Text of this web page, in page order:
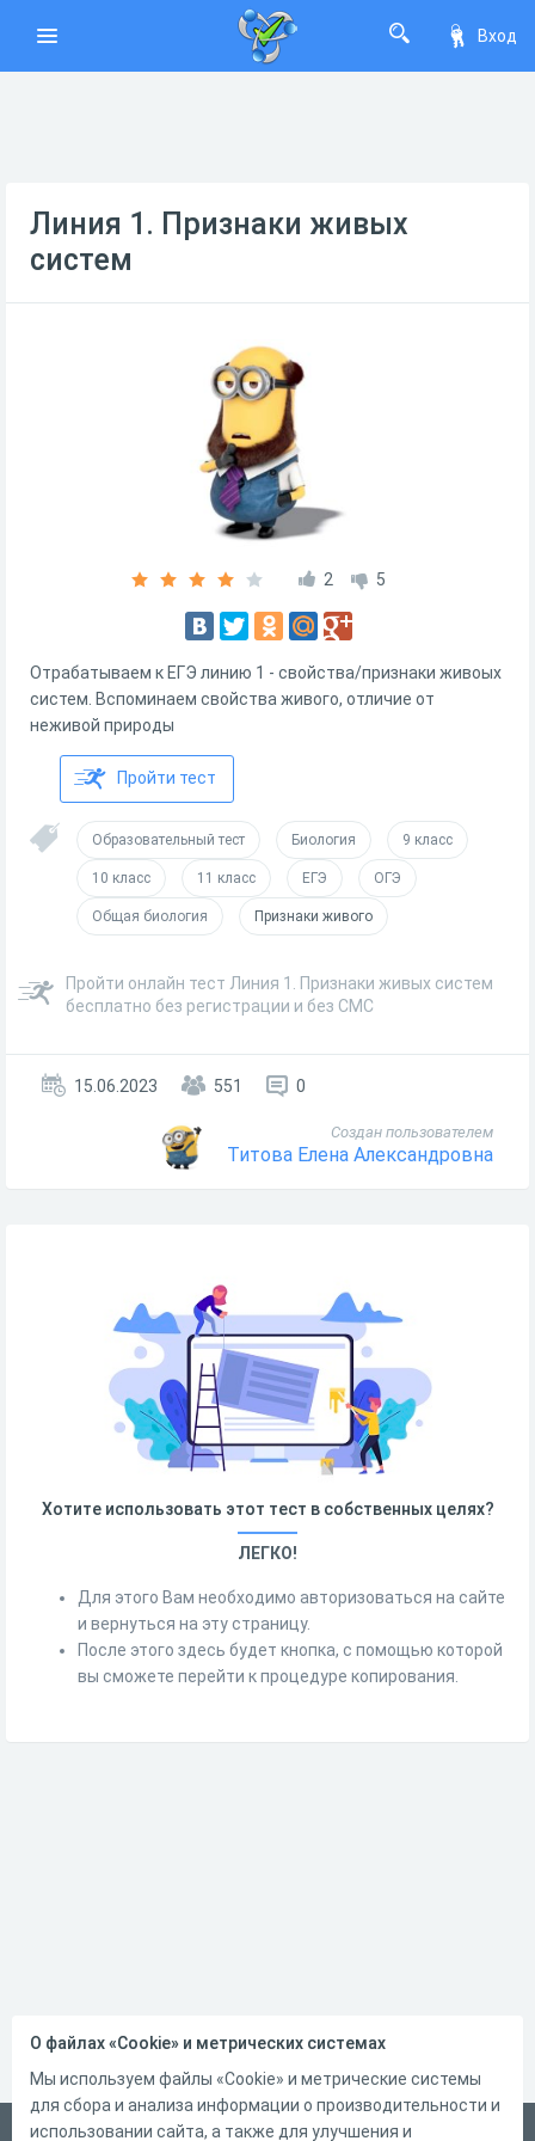
Вход
Линия 1. Признаки живых
систем
2 5
Отрабатываем к ЕГЭ линию 1 - свойства/признаки живоых
систем. Вспоминаем свойства живого, отличие от
неживой природы
Пройти тест
Образовательный тест Биология 9 класс
10 класс 11 класс ЕГЭ ОГЭ
Общая биология Признаки живого
Пройти онлайн тест Линия 1. Признаки живых систем
бесплатно без регистрации и без СМС
15.06.2023 551 0
Создан пользователем
Титова Елена Александровна
Хотите использовать этот тест в собственных целях?
ЛЕГКО!
Для этого Вам необходимо авторизоваться на сайте
и вернуться на эту страницу.
После этого здесь будет кнопка, с помощью которой
вы сможете перейти к процедуре копирования.
О файлах «Cookie» и метрических системах
Мы используем файлы «Cookie» и метрические системы
для сбора и анализа информации о производительности и
использовании сайта, а также для улучшения и